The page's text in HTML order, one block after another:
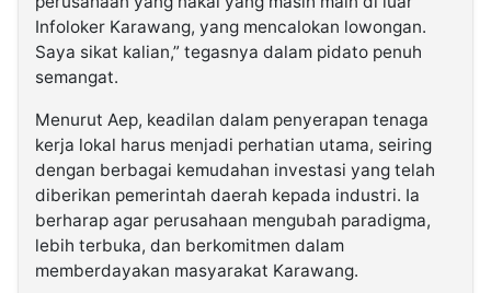
Infoloker Karawang, yang mencalokan lowongan.
Saya sikat kalian,” tegasnya dalam pidato penuh
semangat.
Menurut Aep, keadilan dalam penyerapan tenaga
kerja lokal harus menjadi perhatian utama, seiring
dengan berbagai kemudahan investasi yang telah
diberikan pemerintah daerah kepada industri. Ia
berharap agar perusahaan mengubah paradigma,
lebih terbuka, dan berkomitmen dalam
memberdayakan masyarakat Karawang.